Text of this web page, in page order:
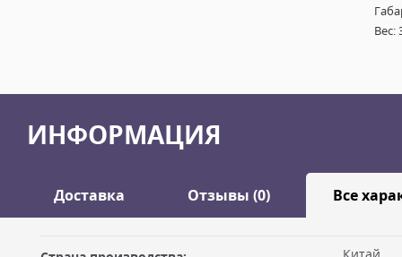
Вес:
ИНФОРМАЦИЯ
Доставка Отзывы (0) Все